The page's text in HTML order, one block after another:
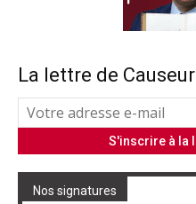
La lettre de Causeur
Nos signatures